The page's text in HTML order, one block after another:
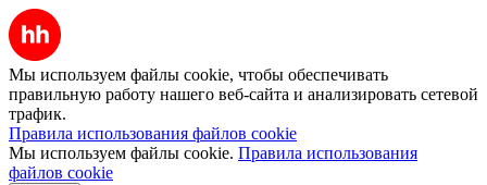
Мы используем файлы cookie, чтобы обеспечивать
правильную работу нашего веб-сайта и анализировать сетевой
трафик.
Правила использования файлов cookie
Мы используем файлы cookie. Правила использования
файлов cookie